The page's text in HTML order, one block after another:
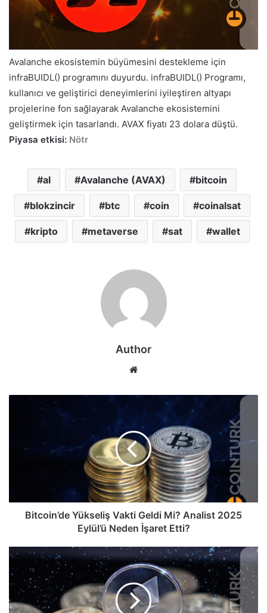
Avalanche ekosistemin büyümesini destekleme için
infraBUIDL() programını duyurdu. infraBUIDL() Programı,
kullanıcı ve geliştirici deneyimlerini iyileştiren altyapı
projelerine fon sağlayarak Avalanche ekosistemini
geliştirmek için tasarlandı. AVAX fiyatı 23 dolara düştü.
Piyasa etkisi: Nötr
al Avalanche (AVAX) bitcoin
blokzincir btc coin coinalsat
kripto metaverse sat wallet
Author
Web
Bitcoin’de Yükseliş Vakti Geldi Mi? Analist 2025
Eylül’ü Neden İşaret Etti?